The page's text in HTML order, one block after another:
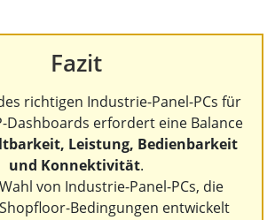
Fazit
richtigen Industrie-Panel-PCs für
Dashboards erfordert eine Balance
Leistung, Bedienbarkeit
und Konnektivität.
von Industrie-Panel-PCs, die
Bedingungen entwickelt